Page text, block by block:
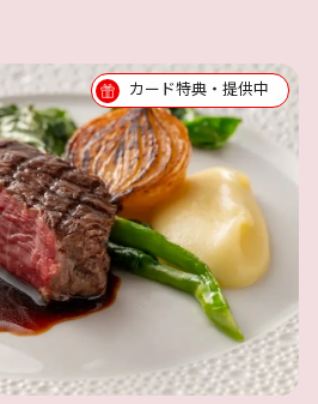
カード特典・提供中